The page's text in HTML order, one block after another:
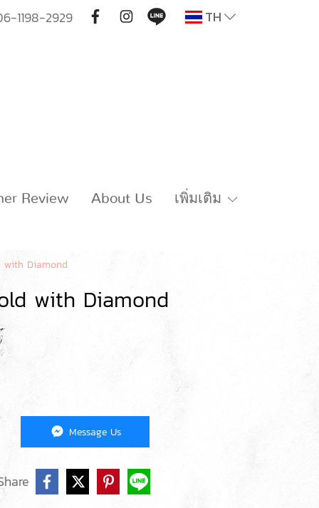
1198-2929 TH
Review About Us เพิ่มเติม
with Diamond
with Diamond
Message Us